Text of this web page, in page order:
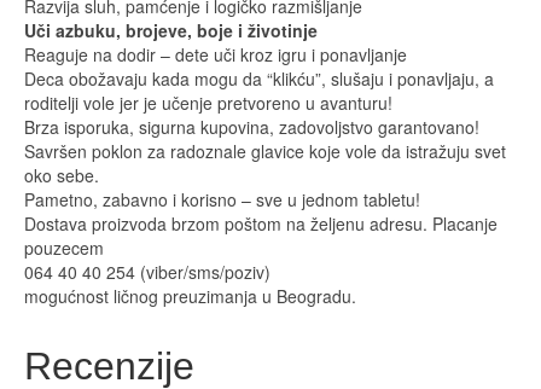
Razvija sluh, pamćenje i logičko razmišljanje
Uči azbuku, brojeve, boje i životinje
Reaguje na dodir – dete uči kroz igru i ponavljanje
Deca obožavaju kada mogu da “klikću”, slušaju i ponavljaju, a
roditelji vole jer je učenje pretvoreno u avanturu!
Brza isporuka, sigurna kupovina, zadovoljstvo garantovano!
Savršen poklon za radoznale glavice koje vole da istražuju svet
oko sebe.
Pametno, zabavno i korisno – sve u jednom tabletu!
Dostava proizvoda brzom poštom na željenu adresu. Placanje
pouzecem
064 40 40 254 (viber/sms/poziv)
mogućnost ličnog preuzimanja u Beogradu.
Recenzije